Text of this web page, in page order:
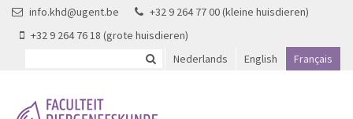
Aller au contenu principal
info.khd@ugent.be
+32 9 264 77 00 (kleine huisdieren)
+32 9 264 76 18 (grote huisdieren)
Nederlands
English Français